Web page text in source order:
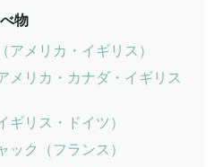
物
アメリカ・イギリス）
メリカ・カナダ・イギリス
ギリス・ドイツ）
ック（フランス）